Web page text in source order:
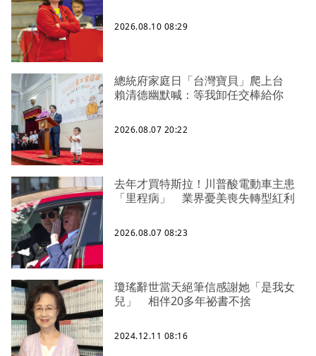
2026.08.10 08:29
總統府家庭日「台灣寶貝」爬上台
賴清德幽默喊：等我卸任交棒給你
2026.08.07 20:22
去年才買特斯拉！川普酸電動車主患
「里程病」 業界憂美喪失轉型紅利
2026.08.07 08:23
瓊瑤辭世當天絕筆信感謝她「是我女
兒」 相伴20多年祕書不捨
2024.12.11 08:16